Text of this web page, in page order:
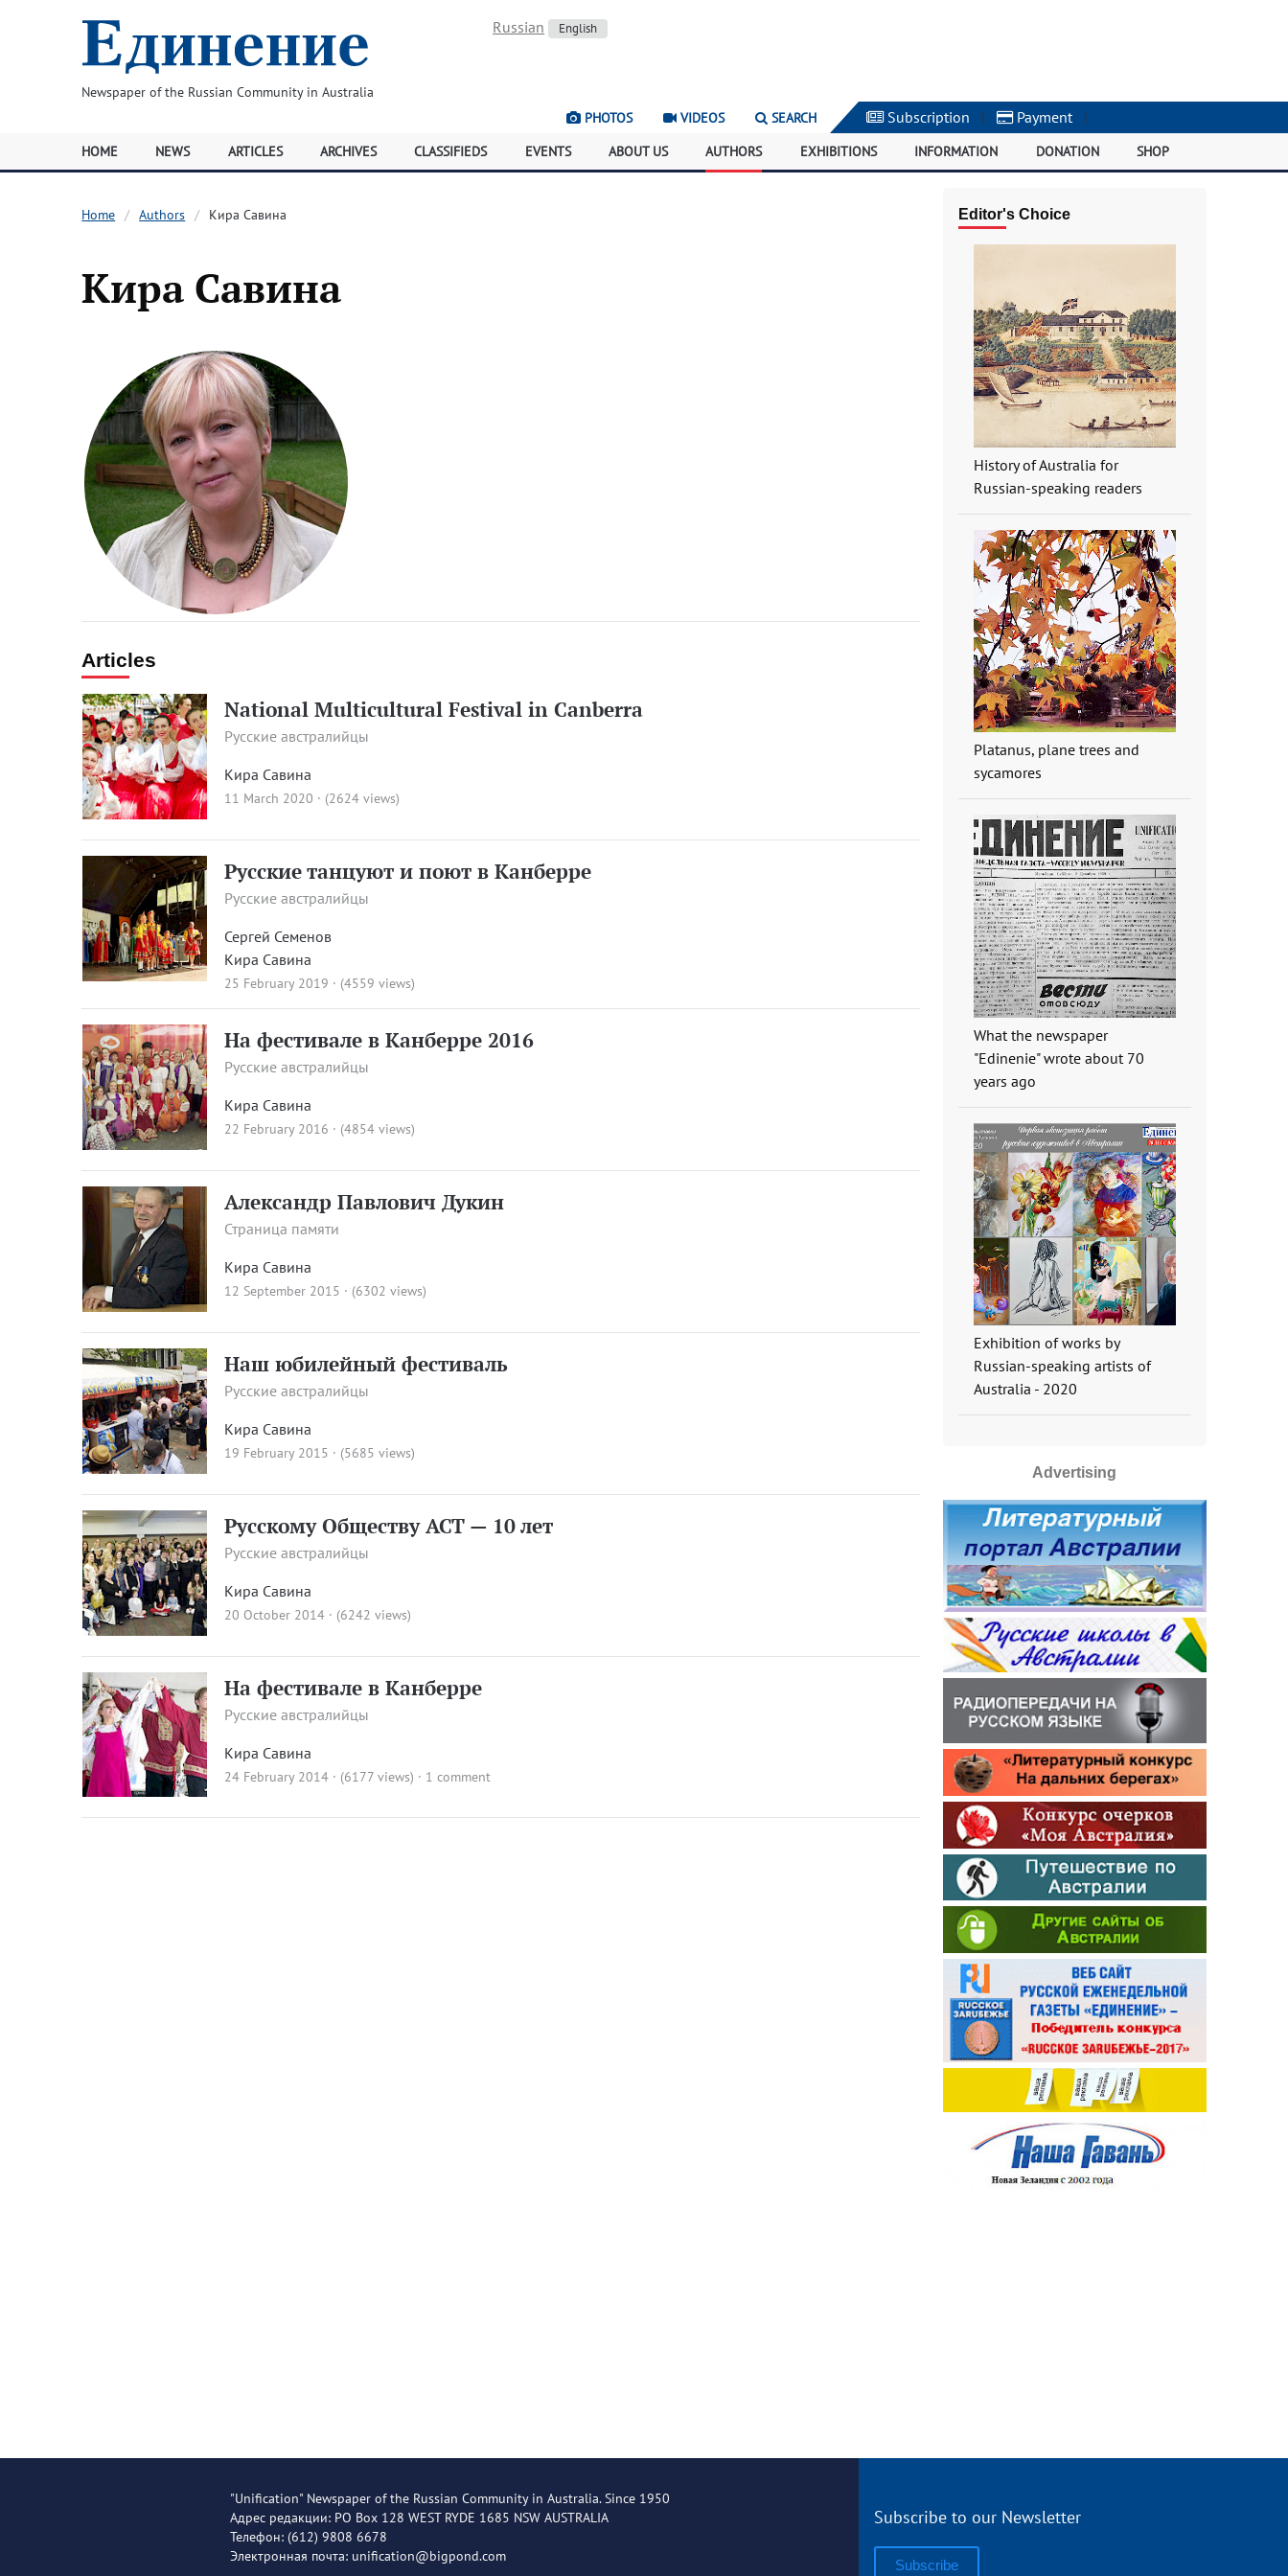
Newspaper of the Russian Community in Australia
Russian English
PHOTOS VIDEOS SEARCH Subscription | Payment |
HOME NEWS ARTICLES ARCHIVES CLASSIFIEDS EVENTS ABOUT US AUTHORS EXHIBITIONS INFORMATION DONATION SHOP
Home Authors Кира Савина
Кира Савина
Articles
National Multicultural Festival in Canberra
Русские австралийцы
Кира Савина
11 March 2020 · (2624 views)
Русские танцуют и поют в Канберре
Русские австралийцы
Сергей Семенов
Кира Савина
25 February 2019 · (4559 views)
На фестивале в Канберре 2016
Русские австралийцы
Кира Савина
22 February 2016 · (4854 views)
Александр Павлович Дукин
Страница памяти
Кира Савина
12 September 2015 · (6302 views)
Наш юбилейный фестиваль
Русские австралийцы
Кира Савина
19 February 2015 · (5685 views)
Русскому Обществу АСТ — 10 лет
Русские австралийцы
Кира Савина
20 October 2014 · (6242 views)
На фестивале в Канберре
Русские австралийцы
Кира Савина
24 February 2014 · (6177 views) · 1 comment
Editor's Choice
History of Australia for
Russian-speaking readers
Platanus, plane trees and
sycamores
What the newspaper
"Edinenie" wrote about 70
years ago
Exhibition of works by
Russian-speaking artists of
Australia - 2020
Advertising
"Unification" Newspaper of the Russian Community in Australia. Since 1950
Адрес редакции: PO Box 128 WEST RYDE 1685 NSW AUSTRALIA
Телефон: (612) 9808 6678
Электронная почта: unification@bigpond.com
Subscribe to our Newsletter
Subscribe